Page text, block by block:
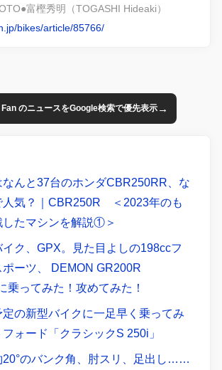
富樫秀明（TOGASHI Hideaki）
bikes/article/85766/
のニュースをGoogle検索で優先表示→
んと37台のホンダCBR250RR、な
人気？｜CBR250R ＜2023年のも
したマシンを解説①＞
イク、GPX。見た目よしの198ccフ
ポーツ、 DEMON GR200R
乗ってみた！攻めてみた！
定の新型バイクに一足早く乗ってみ
ォード「クラシックS 250i」
20°のバンク角、肘スリ、足出し……